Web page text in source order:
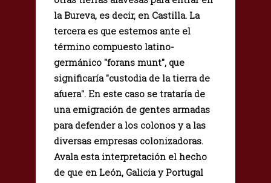
la Bureva, es decir, en Castilla. La
tercera es que estemos ante el
término compuesto latino-
germánico "forans munt", que
significaría "custodia de la tierra de
afuera". En este caso se trataría de
una emigración de gentes armadas
para defender a los colonos y a las
diversas empresas colonizadoras.
Avala esta interpretación el hecho
de que en León, Galicia y Portugal